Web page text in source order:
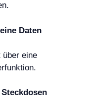
Daten
eine